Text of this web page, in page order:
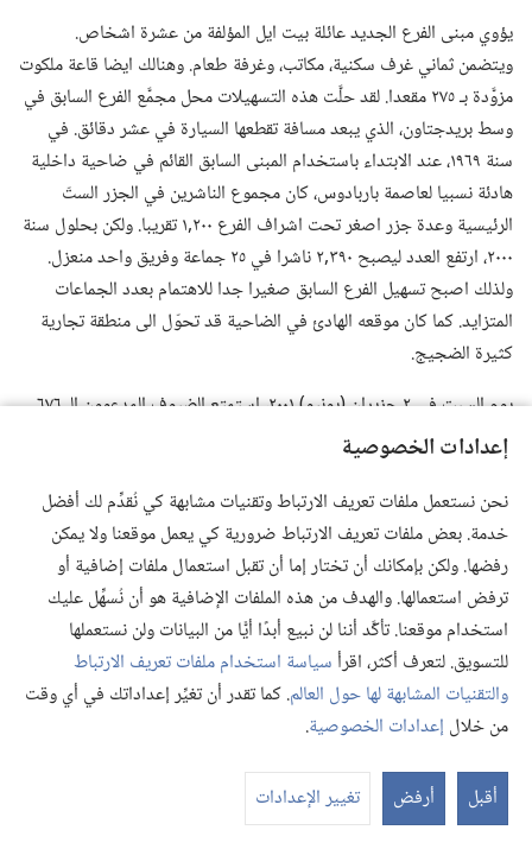
إعدادات الخصوصية
نحن نستعمل ملفات تعريف الارتباط وتقنيات مشابهة كي نُقدِّم لك أفضل
خدمة. بعض ملفات تعريف الارتباط ضرورية كي يعمل موقعنا ولا يمكن
رفضها. ولكن بإمكانك أن تختار إما أن تقبل استعمال ملفات إضافية أو
ترفض استعمالها. والهدف من هذه الملفات الإضافية هو أن نُسهِّل عليك
استخدام موقعنا. تأكَّد أننا لن نبيع أبدًا أيًّا من البيانات ولن نستعملها
للتسويق. لتعرف أكثر، اقرأسياسة استخدام ملفات تعريف الارتباط
والتقنيات المشابهة لها حول العالم. كما تقدر أن تغيِّر إعداداتك في أي وقت
من خلال إعدادات الخصوصية.
أقبل أرفض تغيير الإعدادات
يؤوي مبنى الفرع الجديد عائلة بيت ايل المؤلفة من عشرة اشخاص.‏
ويتضمن ثماني غرف سكنية،‏ مكاتب،‏ وغرفة طعام.‏ وهنالك ايضا قاعة ملكوت
مزوَّدة بـ‍ ٢٧٥ مقعدا.‏ لقد حلَّت هذه التسهيلات محل مجمَّع الفرع السابق في
وسط بريدجتاون،‏ الذي يبعد مسافة تقطعها السيارة في عشر دقائق.‏ في
سنة ١٩٦٩،‏ عند الابتداء باستخدام المبنى السابق القائم في ضاحية داخلية
هادئة نسبيا لعاصمة باربادوس،‏ كان مجموع الناشرين في الجزر الستّ
الرئيسية وعدة جزر اصغر تحت اشراف الفرع ٢٠٠‏,١ تقريبا.‏ ولكن بحلول سنة
٢٠٠٠،‏ ارتفع العدد ليصبح ٣٩٠‏,٢ ناشرا في ٢٥ جماعة وفريق واحد منعزل.‏
ولذلك اصبح تسهيل الفرع السابق صغيرا جدا للاهتمام بعدد الجماعات
المتزايد.‏ كما كان موقعه الهادئ في الضاحية قد تحوّل الى منطقة تجارية
كثيرة الضجيج.‏
يوم السبت في ٢ حزيران (‏يونيو)‏ ٢٠٠١،‏ استمتع الضيوف المدعوون الـ‍ ٦٧٦
ببرنامج التدشين الذي تضمن تاريخ العمل في باربادوس.‏ وكان هؤلاء
الجزء البارز من البرنامج فكان خطابا بعنوان «مفرِّحون قلب يهوه»،‏ ألقاه
جون إ.‏ بار من الهيئة الحاكمة بحماس شديد أثار الحضور.‏ وفي اليوم التالي،‏
عُقِد اجتماع خصوصي لفائدة الذين لم يتمكنوا من حضور برنامج التدشين
بسبب ضيق المكان.‏ وقد حضره ٣٣٢‏,٣ شخصا.‏
*
ان عدد المستخدَمين في تسهيلات الفروع حول العالم يبلغ ١٣٣‏,٢٠ خادما.‏
وجميعهم اعضاء في «أخويّة الخدام الخصوصيين كامل الوقت».‏
‏[الحواشي]‏
ورد تاريخ ڤنزويلا الثيوقراطي في
لعام ١٩٩٦،‏
الصفحات ١٨٧-‏٢٥٢